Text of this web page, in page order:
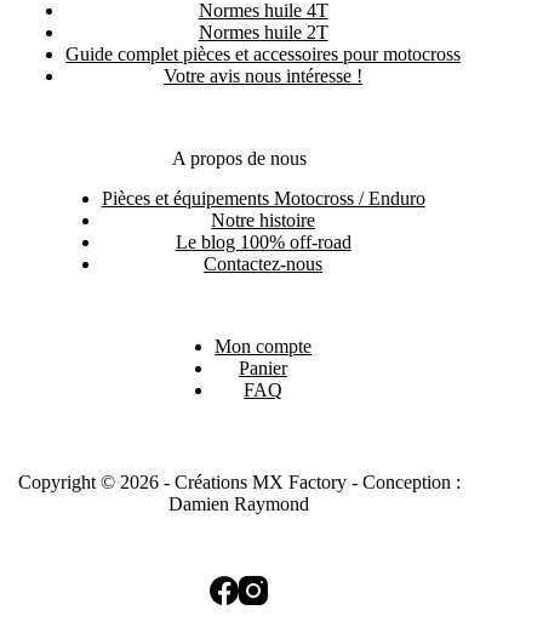
Normes huile 4T
Normes huile 2T
Guide complet pièces et accessoires pour motocross
Votre avis nous intéresse !
A propos de nous
Pièces et équipements Motocross / Enduro
Notre histoire
Le blog 100% off-road
Contactez-nous
Mon compte
Panier
FAQ
Copyright © 2026 - Créations MX Factory - Conception :
Damien Raymond